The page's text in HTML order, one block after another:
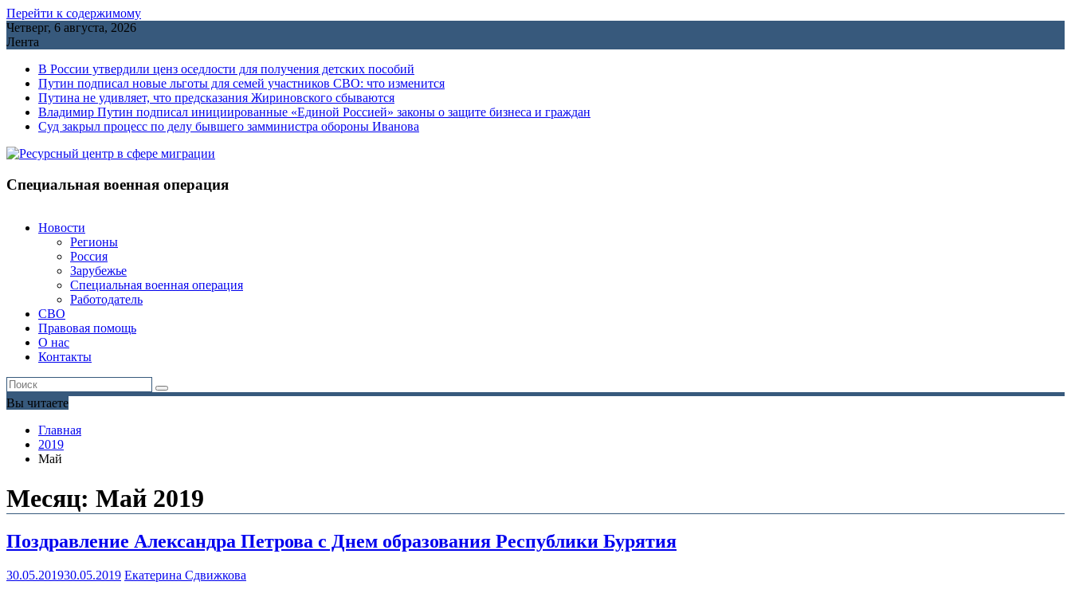
Перейти к содержимому
Четверг, 6 августа, 2026
Лента
В России утвердили ценз оседлости для получения детских пособий
Путин подписал новые льготы для семей участников СВО: что изменится
Путина не удивляет, что предсказания Жириновского сбываются
Владимир Путин подписал инициированные «Единой Россией» законы о защите бизнеса и граждан
Cуд закрыл процесс по делу бывшего замминистра обороны Иванова
Специальная военная операция
Новости
Регионы
Россия
Зарубежье
Специальная военная операция
Работодатель
СВО
Правовая помощь
О нас
Контакты
Вы читаете
Главная
2019
Май
Месяц: Май 2019
Поздравление Александра Петрова с Днем образования Республики Бурятия
30.05.201930.05.2019 Екатерина Сдвижкова